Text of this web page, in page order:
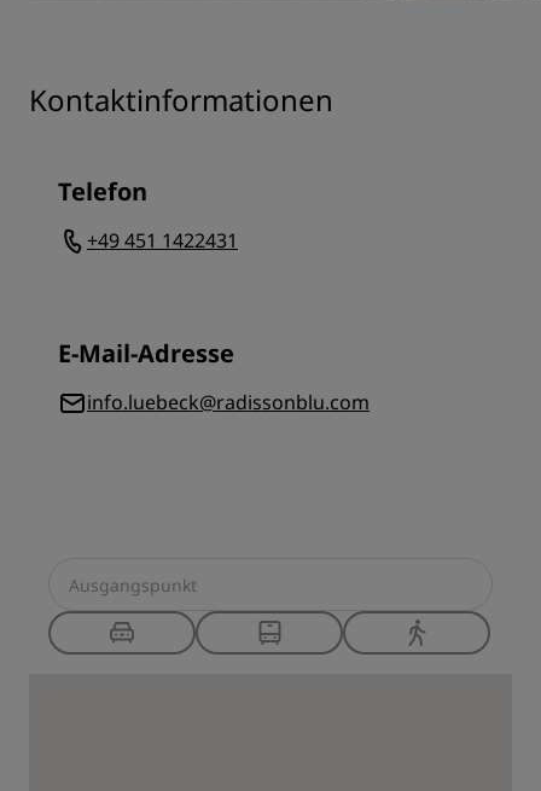
Kontaktinformationen
Telefon
+49 451 1422431
E-Mail-Adresse
info.luebeck@radissonblu.com